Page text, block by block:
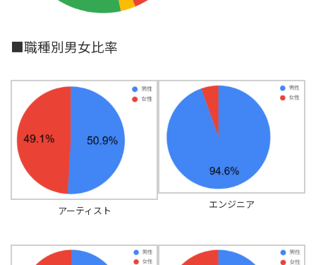
■職種別男女比率
アーティスト エンジニア